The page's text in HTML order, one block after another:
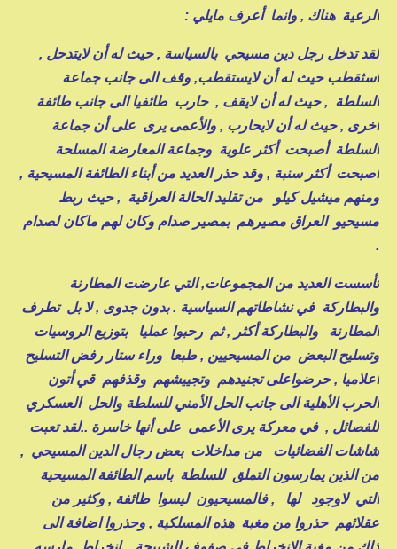
الرعية هناك , وانما أعرف مايلي :
لقد تدخل رجل دين مسيحي بالسياسة , حيث له أن لايتدحل ,
اسثقطب حيث له أن لايستقطب, وقف الى جانب جماعة
السلطة , حيث له أن لايقف , حارب طائفيا الى جانب طائفة
أخرى , حيث له أن لايحارب , والأعمى يرى على أن جماعة
السلطة أصبحت أكثر علوية وجماعة المعارضة المسلحة
أصبحت أكثر سنبة , وقد حذر العديد من أبناء الطائفة المسيحية ,
ومنهم ميشيل كيلو من تقليد الحالة العراقية , حيث ربط
مسيحيو العراق مصيرهم بمصير صدام وكان لهم ماكان لصدام
.
تأسست العديد من المجموعات, التي عارضت المطارنة
والبطاركة في نشاطاتهم السياسية . بدون جدوى , لا بل تطرف
المطارنة والبطاركة أكثر , ثم رحبوا عمليا بتوزيع الروسيات
وتسليح البعض من المسيحيين , طبعا وراء ستار رفض التسليح
اعلاميا , حرضواعلى تجنيدهم وتجييشهم وقذفهم قي أتون
الحرب الأهلية الى جانب الحل الأمني للسلطة والحل العسكري
للفصائل , في معركة يرى الأعمى على أنها خاسرة ..لقد تعبت
شاشات الفضائيات من مداخلات بعض رجال الدين المسيحي ,
من الذين يمارسون التملق للسلطة باسم الطائفة المسيحية
التي لاوجود لها , فالمسيحيون ليسوا طائفة , وكثير من
عقلائهم حذروا من مغبة هذه المسلكية , وحذروا اضافة الى